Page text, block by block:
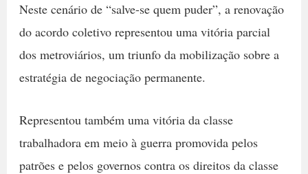
Neste cenário de “salve-se quem puder”, a renovação
do acordo coletivo representou uma vitória parcial
dos metroviários, um triunfo da mobilização sobre a
estratégia de negociação permanente.
Representou também uma vitória da classe
trabalhadora em meio à guerra promovida pelos
patrões e pelos governos contra os direitos da classe